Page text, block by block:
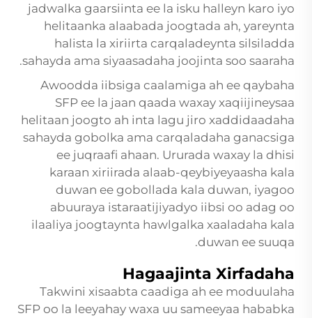
jadwalka gaarsiinta ee la isku halleyn karo iyo
helitaanka alaabada joogtada ah, yareynta
halista la xiriirta carqaladeynta silsiladda
sahayda ama siyaasadaha joojinta soo saaraha.
Awoodda iibsiga caalamiga ah ee qaybaha
SFP ee la jaan qaada waxay xaqiijineysaa
helitaan joogto ah inta lagu jiro xaddidaadaha
sahayda gobolka ama carqaladaha ganacsiga
ee juqraafi ahaan. Ururada waxay la dhisi
karaan xiriirada alaab-qeybiyeyaasha kala
duwan ee gobollada kala duwan, iyagoo
abuuraya istaraatijiyadyo iibsi oo adag oo
ilaaliya joogtaynta hawlgalka xaaladaha kala
duwan ee suuqa.
Hagaajinta Xirfadaha
Takwini xisaabta caadiga ah ee moduulaha
SFP oo la leeyahay waxa uu sameeyaa hababka